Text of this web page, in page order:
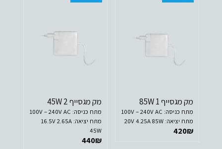
מק מגסייף 1 85W
מתח כניסה: 100V – 240V AC
מתח יציאה: 20V 4.25A 85W
420₪
מק מגסייף 2 45W
מתח כניסה: 100V – 240V AC
מתח יציאה: 16.5V 2.65A
45W
440₪